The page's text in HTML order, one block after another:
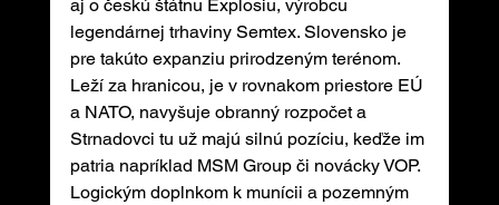
aj o českú štátnu Explosiu, výrobcu
legendárnej trhaviny Semtex. Slovensko je
pre takúto expanziu prirodzeným terénom.
Leží za hranicou, je v rovnakom priestore EÚ
a NATO, navyšuje obranný rozpočet a
Strnadovci tu už majú silnú pozíciu, keďže im
patria napríklad MSM Group či novácky VOP.
Logickým doplnkom k munícii a pozemným